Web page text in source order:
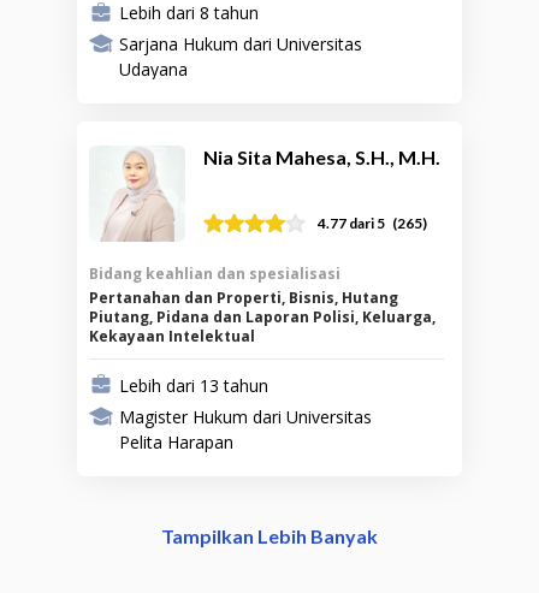
Lebih dari 8 tahun
Sarjana Hukum dari Universitas
Udayana
Nia Sita Mahesa, S.H., M.H.
4.77 dari 5 (265)
Bidang keahlian dan spesialisasi
Pertanahan dan Properti, Bisnis, Hutang
Piutang, Pidana dan Laporan Polisi, Keluarga,
Kekayaan Intelektual
Lebih dari 13 tahun
Magister Hukum dari Universitas
Pelita Harapan
Tampilkan Lebih Banyak